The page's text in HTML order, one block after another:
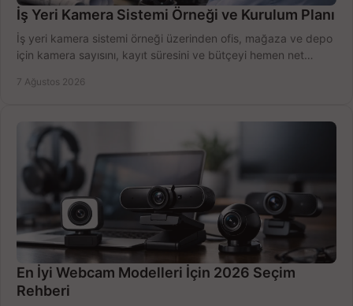
İş Yeri Kamera Sistemi Örneği ve Kurulum Planı
İş yeri kamera sistemi örneği üzerinden ofis, mağaza ve depo
için kamera sayısını, kayıt süresini ve bütçeyi hemen net
7 Ağustos 2026
En İyi Webcam Modelleri İçin 2026 Seçim
Rehberi